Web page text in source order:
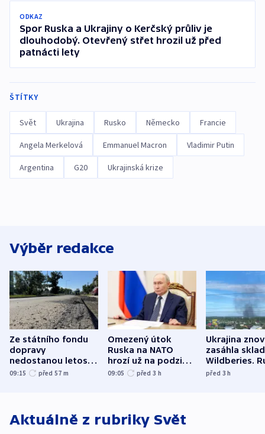
ODKAZ
Spor Ruska a Ukrajiny o Kerčský průliv je
dlouhodobý. Otevřený střet hrozil už před
patnácti lety
ŠTÍTKY
Svět Ukrajina Rusko Německo Francie
Angela Merkelová Emmanuel Macron Vladimir Putin
Argentina G20 Ukrajinská krize
Výběr redakce
Ze státního fondu
dopravy
nedostanou letos
kraje na silnice ani
09:15 před 57 m
Omezený útok
Ruska na NATO
hrozí už na podzim,
varují tajné služby
09:05 před 3 h
Ukrajina
zasáhla
Wildberies.
útočili v
před 3h
Aktuálně z rubriky Svět